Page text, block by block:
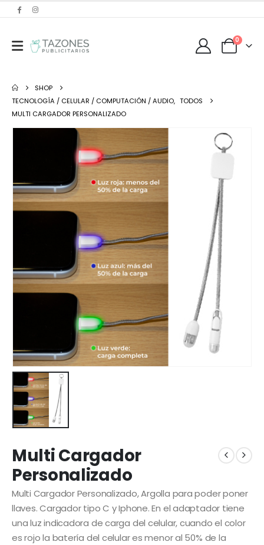
0
SHOP
TECNOLOGÍA / CELULAR / COMPUTACIÓN / AUDIO, TODOS
MULTI CARGADOR PERSONALIZADO
Multi Cargador
Personalizado
Multi Cargador Personalizado, Argolla para poder poner
llaves. Cargador tipo C y Iphone. En el adaptador tiene
una luz indicadora de carga del celular, cuando el color
es rojo la batería del celular es menor al 50% de la